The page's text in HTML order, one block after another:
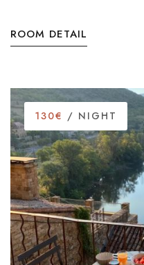
ROOM DETAIL
130€ / NIGHT